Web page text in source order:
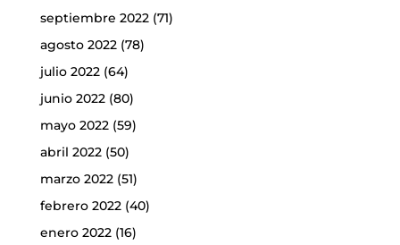
septiembre 2022(71)
agosto 2022(78)
julio 2022(64)
junio 2022(80)
mayo 2022(59)
abril 2022(50)
marzo 2022(51)
febrero 2022(40)
enero 2022(16)